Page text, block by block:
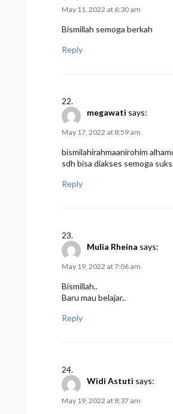
May 11, 2022 at 6:30 am
Bismillah semoga berkah
Reply
megawati says:
May 17, 2022 at 8:59 am
bismilahirahmaanirohim
sdh bisa diakses semoga
Reply
Mulia Rheina says:
May 19, 2022 at 7:06 am
Bismillah..
Baru mau belajar..
Reply
Widi Astuti says:
May 19, 2022 at 8:37 am